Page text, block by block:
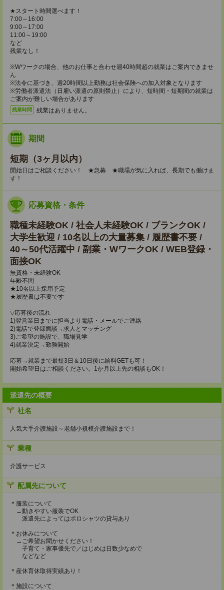
★スタート時間選べます！
7:00～16:00
9:00～17:00
11:00～19:00
など
残業なし！
※Wワークの場合、他のお仕事と合わせ週40時間超の就業はご案内できませ
ん
※法令に基づき、週20時間以上勤務は社会保険への加入対象となります
※労働者派遣法（日雇い派遣の原則禁止）により、短時間・短期間の就業は
ご案内が難しい場合があります
残業時間 残業はありません。
期間
短期（3ヶ月以内）
開始日はご相談ください！ ★急募 ★職場が気に入れば、長期でも働けま
す！
応募資格・条件
職種未経験OK / 社会人未経験OK / ブランクOK /
大学生歓迎 / 10名以上の大量募集 / 履歴書不要 /
40～50代活躍中 / 副業・WワークOK / WEB登録・
面接OK
無資格・未経験OK
年齢不問
★10名以上採用予定
★履歴書は不要です
▽応募後の流れ
1)翌営業日までに担当より電話・メールでご連絡
2)電話で登録面談→求人とマッチング
3)ご希望の施設で、職場見学
4)就業決定→勤務開始
応募→就業まで最短3日＆10日後に給料GETも可！
開始希望日はご相談ください。1か月以上先の相談もOK！
派遣先の概要
社名
人気大手介護施設～老舗小規模介護施設まで！
業種
介護サービス
配属先について
＊服装について
→動きやすい服装でOK
派遣先によってはポロシャツの貸与あり
＊お休みについて
→ご希望お聞かせください！
子育て・家事優先で／はじめは日数少なめで
などなど
＊産休育休取得実績あり！
＊施設について